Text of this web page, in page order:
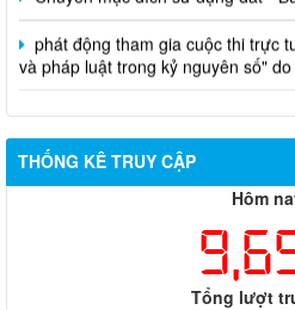
và pháp luật trong kỷ nguyên số"
THỐNG KÊ TRUY CẬP
Hôm
Tổng lượt